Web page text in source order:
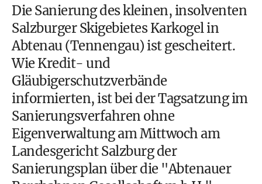
Die Sanierung des kleinen, insolventen
Salzburger Skigebietes Karkogel in
Abtenau (Tennengau) ist gescheitert.
Wie Kredit- und
Gläubigerschutzverbände
informierten, ist bei der Tagsatzung im
Sanierungsverfahren ohne
Eigenverwaltung am Mittwoch am
Landesgericht Salzburg der
Sanierungsplan über die "Abtenauer